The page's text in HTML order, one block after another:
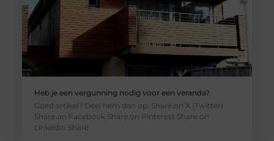
Heb je een vergunning nodig voor een veranda?
Goed artikel? Deel hem dan op: Share on X (Twitter)
Share on Facebook Share on Pinterest Share on
LinkedIn Share